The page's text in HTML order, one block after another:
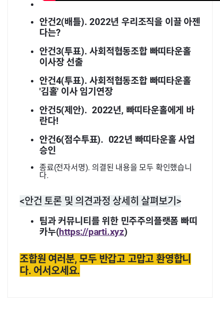
안건2(배틀). 2022년 우리조직을 이끌 아젠
다는?
안건3(투표). 사회적협동조합 빠띠타운홀
이사장 선출
안건4(투표). 사회적협동조합 빠띠타운홀
'김홀' 이사 임기연장
안건5(제안). 2022년, 빠띠타운홀에게 바
란다!
안건6(점수투표). 022년 빠띠타운홀 사업
승인
종료(전자서명). 의결된 내용을 모두 확인했습니
다.
<안건 토론 및 의견과정 상세히 살펴보기>
팀과 커뮤니티를 위한 민주주의플랫폼 빠띠
카누(https://parti.xyz)
조합원 여러분, 모두 반갑고 고맙고 환영합니
다. 어서오세요.